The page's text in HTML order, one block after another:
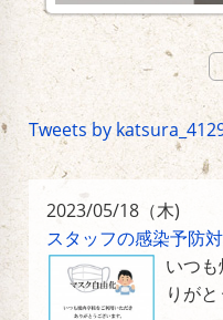
Tweets by
2023/05/18（木)
スタッフの感染予防
いつ
りが